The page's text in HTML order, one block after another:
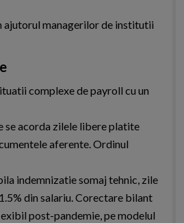
ajutorul managerilor de institutii
complexe de payroll cu un
se acorda zilele libere platite
aferente. Ordinul
indemnizatie somaj tehnic, zile
din salariu. Corectare bilant
post-pandemie, pe modelul